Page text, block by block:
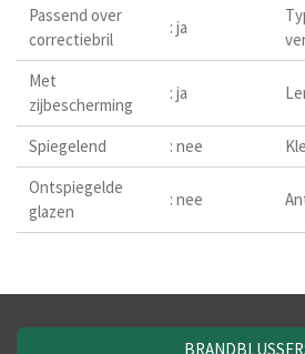
Passend over
correctiebril
: ja
Met
zijbescherming
: ja
Spiegelend
: nee
Ontspiegelde
glazen
: nee